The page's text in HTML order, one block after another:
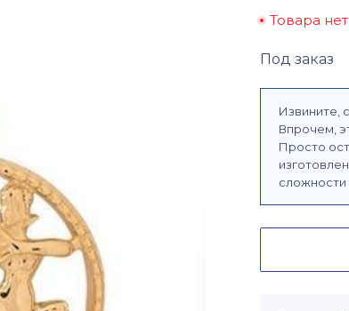
Товара
Под заказ
Извините,
Впрочем,
Просто
сложности